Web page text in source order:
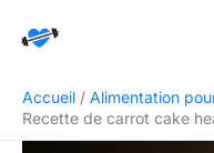
Accueil
Alimentation
Recette de carrot cake